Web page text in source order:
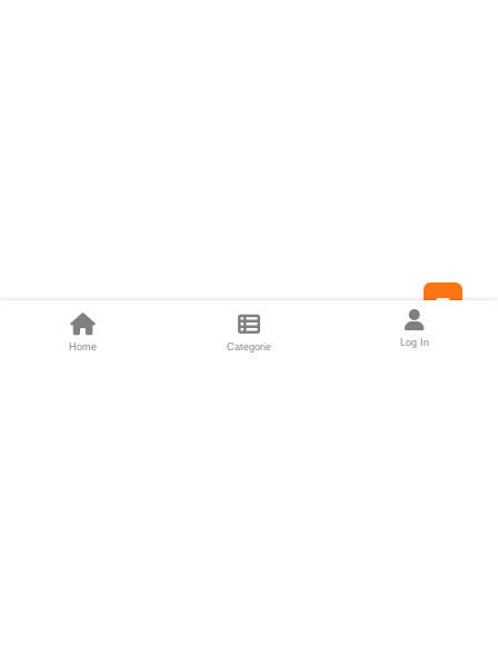
Home Categorie Log In